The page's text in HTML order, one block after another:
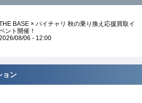
BASE × バイチャリ 秋の乗り換え応援買取イ
ント開催！
08/06 - 12:00
ョン